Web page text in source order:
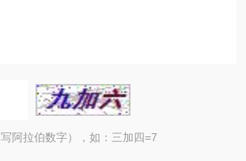
阿拉伯数字），如：三加四=7